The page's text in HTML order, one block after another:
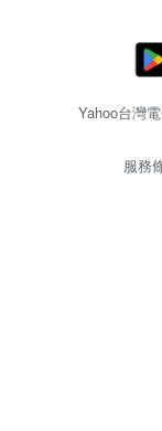
Yahoo台灣
服務